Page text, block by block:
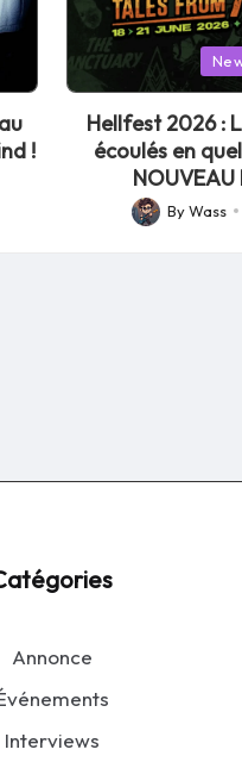
!
Posted
in
Hellfest 2026 :
écoulés en
NOUVEAU
Posted
ByWass
Annonce
Interviews